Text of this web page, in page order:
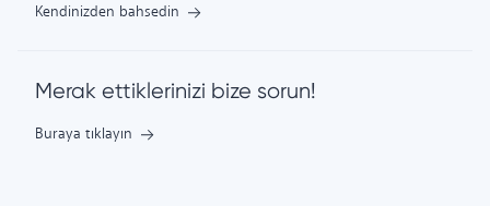
Kendinizden bahsedin
Merak ettiklerinizi bize sorun!
Buraya tıklayın